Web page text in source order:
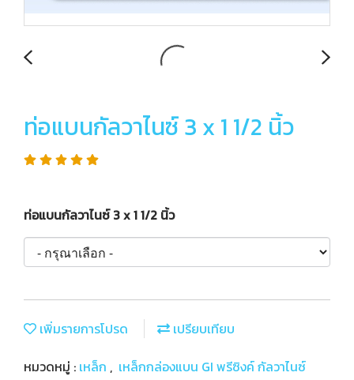
ท่อแบนกัลวาไนซ์ 3 x 1 1/2 นิ้ว
ท่อแบนกัลวาไนซ์ 3 x 1 1/2 นิ้ว
เพิ่มรายการโปรด
เปรียบเทียบ
หมวดหมู่ : เหล็ก , เหล็กกล่องแบน GI พรีซิงค์ กัลวาไนซ์